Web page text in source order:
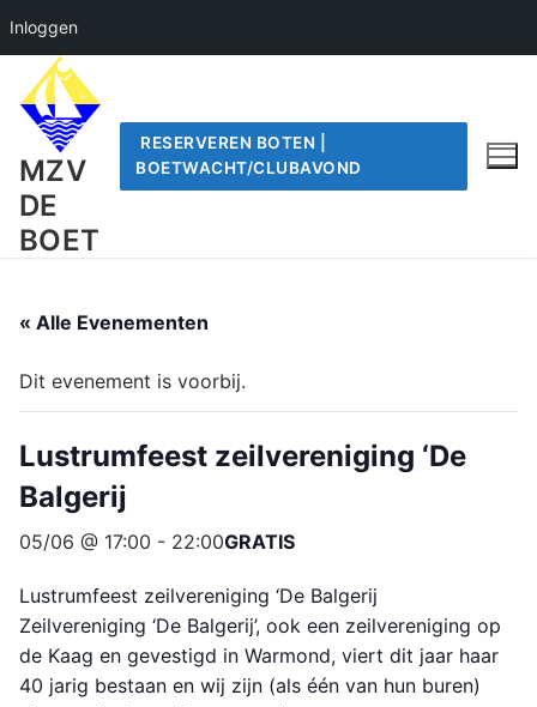
Inloggen
naar
inhoud
MZV
DE
BOET
RESERVEREN BOTEN |
BOETWACHT/CLUBAVOND
« Alle Evenementen
Dit evenement is voorbij.
Lustrumfeest zeilvereniging ‘De
Balgerij
05/06 @ 17:00 - 22:00GRATIS
Lustrumfeest zeilvereniging ‘De Balgerij
Zeilvereniging ‘De Balgerij’, ook een zeilvereniging op
de Kaag en gevestigd in Warmond, viert dit jaar haar
40 jarig bestaan en wij zijn (als één van hun buren)